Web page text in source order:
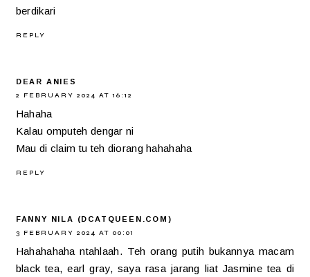
berdikari
REPLY
DEAR ANIES
2 FEBRUARY 2024 AT 16:12
Hahaha
Kalau omputeh dengar ni
Mau di claim tu teh diorang hahahaha
REPLY
FANNY NILA (DCATQUEEN.COM)
3 FEBRUARY 2024 AT 00:01
Hahahahaha ntahlaah. Teh orang putih bukannya macam
black tea, earl gray, saya rasa jarang liat Jasmine tea di